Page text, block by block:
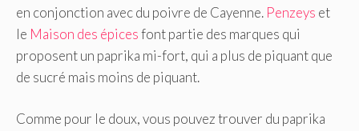
en conjonction avec du poivre de Cayenne. Penzeys et
le Maison des épicesfont partie des marques qui
proposent un paprika mi-fort, qui a plus de piquant que
de sucré mais moins de piquant.
Comme pour le doux, vous pouvez trouver du paprika